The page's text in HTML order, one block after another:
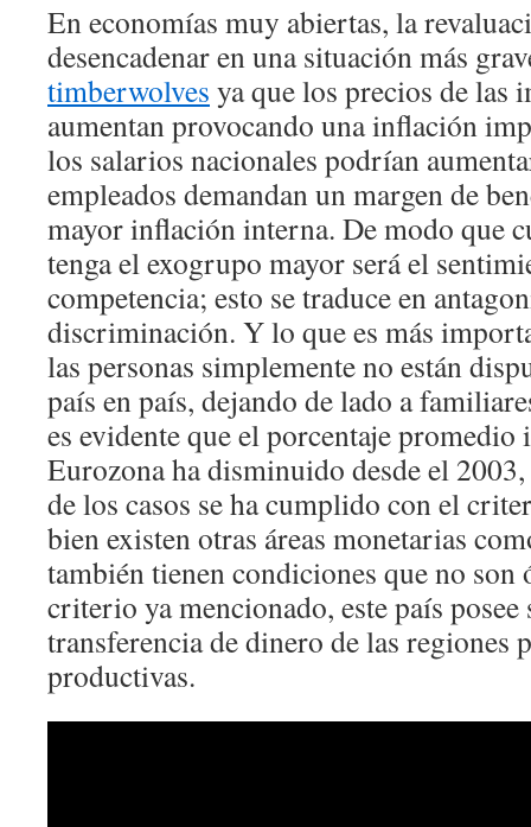
En economías muy abiertas, la
desencadenar en una situación más
timberwolves ya que los precios de las
aumentan provocando una inflación
los salarios nacionales podrían
empleados demandan un margen de
mayor inflación interna. De modo que
tenga el exogrupo mayor será el
competencia; esto se traduce en
discriminación. Y lo que es más
las personas simplemente no están
país en país, dejando de lado a
es evidente que el porcentaje
Eurozona ha disminuido desde el
de los casos se ha cumplido con el
bien existen otras áreas monetarias
también tienen condiciones que no son
criterio ya mencionado, este país posee
transferencia de dinero de las regiones
productivas.